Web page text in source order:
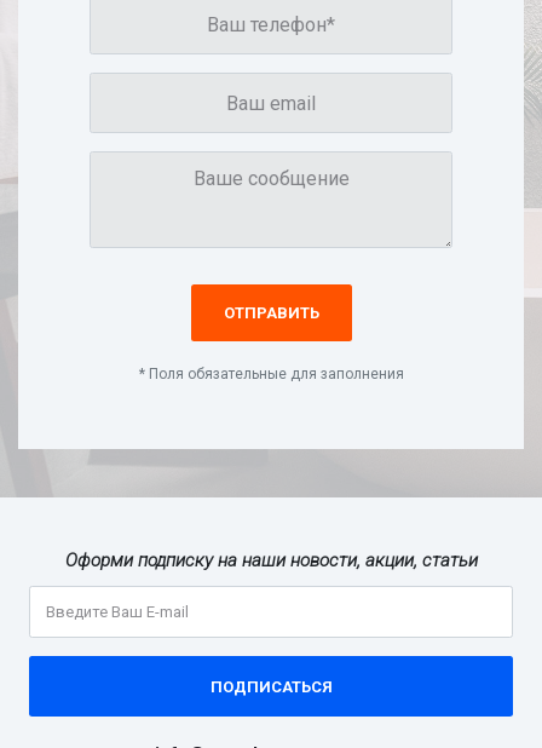
ОТПРАВИТЬ
* Поля обязательные для заполнения
Оформи подписку на наши новости, акции, статьи
ПОДПИСАТЬСЯ